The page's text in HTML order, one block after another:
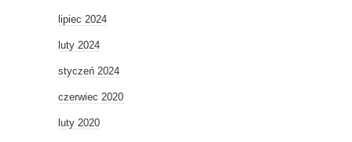
lipiec 2024
luty 2024
styczeń 2024
czerwiec 2020
luty 2020